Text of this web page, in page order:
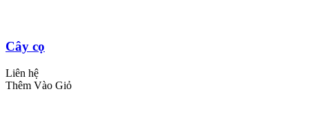
Cây cọ
Liên hệ
Thêm Vào Giỏ